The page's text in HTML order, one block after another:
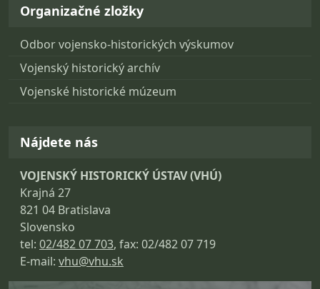
Organizačné zložky
Odbor vojensko-historických výskumov
Vojenský historický archív
Vojenské historické múzeum
Nájdete nás
VOJENSKÝ HISTORICKÝ ÚSTAV (VHÚ)
Krajná 27
821 04 Bratislava
Slovensko
tel: 02/482 07 703, fax: 02/482 07 719
E-mail: vhu@vhu.sk